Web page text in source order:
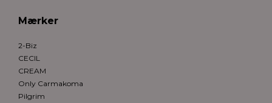
Mærker
2-Biz
CECIL
CREAM
Only Carmakoma
Pilgrim